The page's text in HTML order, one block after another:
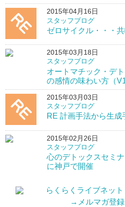
2015年04月16日
スタッフブログ
ゼロサイクル・・・
2015年03月18日
スタッフブログ
オートマチック・デ
の感情の味わい方（
2015年03月03日
スタッフブログ
RE 計画手法から生成
2015年02月26日
スタッフブログ
心のデトックスセミ
に神戸で開催
→メルマガ登